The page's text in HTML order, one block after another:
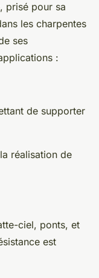
prisé pour sa
les charpentes
ses
:
de supporter
réalisation de
ciel, ponts, et
est